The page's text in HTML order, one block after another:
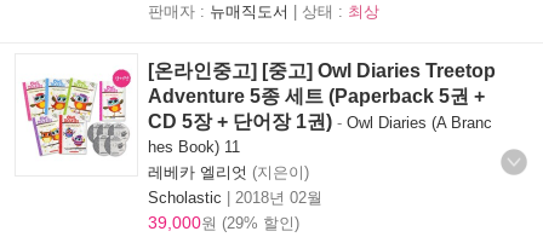
판매자 : 뉴매직도서 | 상태 : 최상
[온라인중고] [중고] Owl Diaries Treetop
Adventure 5종 세트 (Paperback 5권 +
CD 5장 + 단어장 1권) - Owl Diaries (A Branc
hes Book) 11
레베카 엘리엇 (지은이)
Scholastic | 2018년 02월
39,000원 (29% 할인)